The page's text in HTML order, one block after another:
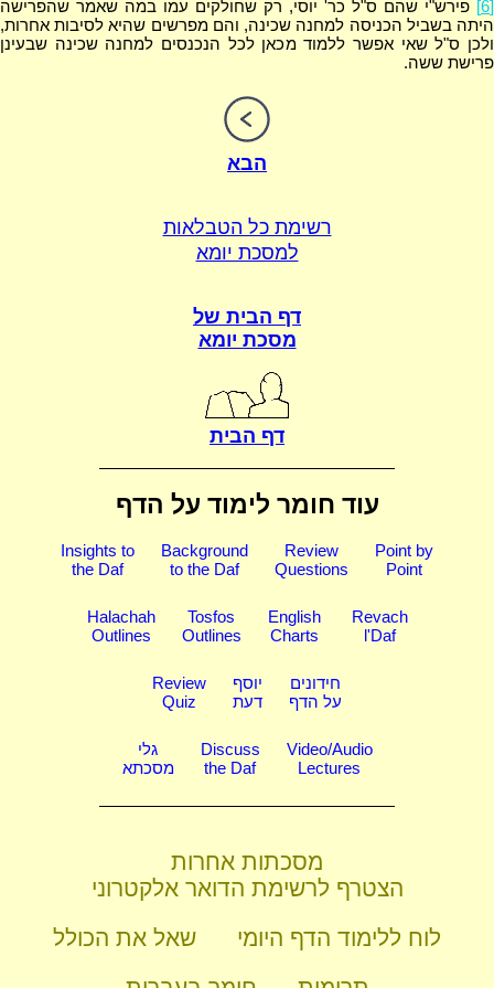
[6]
פירש"י שהם ס"ל כר' יוסי, רק שחולקים עמו במה שאמר שהפרישה
היתה בשביל הכניסה למחנה שכינה, והם מפרשים שהיא לסיבות אחרות,
ולכן ס"ל שאי אפשר ללמוד מכאן לכל הנכנסים למחנה שכינה שבעינן
פרישת ששה.
הבא
רשימת כל הטבלאות
למסכת יומא
דף הבית של
מסכת יומא
דף הבית
עוד חומר לימוד על הדף
Insights to
the Daf
Background
to the Daf
Review
Questions
Point by
Point
Halachah
Outlines
Tosfos
Outlines
English
Charts
Revach
l'Daf
Review
Quiz
יוסף
דעת
חידונים
על הדף
גלי
מסכתא
Discuss
the Daf
Video/Audio
Lectures
מסכתות אחרות
הצטרף לרשימת הדואר אלקטרוני
שאל את הכולל
לוח ללימוד הדף היומי